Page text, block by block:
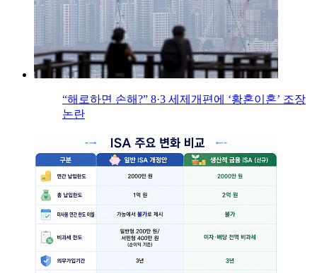
“해로하면 손해?” 8·3 세제개편에 ‘황혼이혼’ 조장
논란